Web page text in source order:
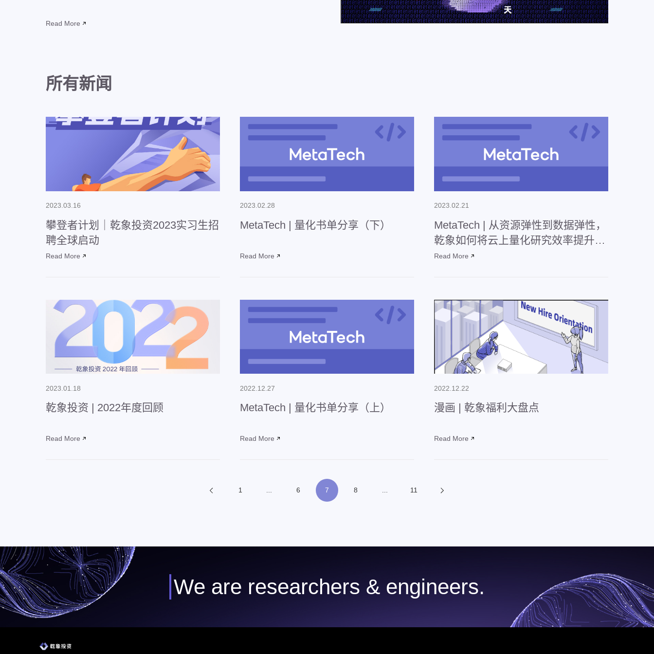
Read More
所有新闻
2023.03.16
攀登者计划｜乾象投资2023实习生招
聘全球启动
Read More
2023.02.28
MetaTech | 量化书单分享（下）
Read More
2023.02.21
MetaTech | 从资源弹性到数据弹性，
乾象如何将云上量化研究效率提升
40%？
Read More
2023.01.18
乾象投资 | 2022年度回顾
Read More
2022.12.27
MetaTech | 量化书单分享（上）
Read More
2022.12.22
漫画 | 乾象福利大盘点
Read More
1 6 7 8 11
We are researchers & engineers.